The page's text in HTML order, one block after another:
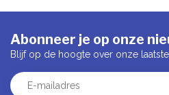
Abonneer je op onze
Blijf op de hoogte over onze